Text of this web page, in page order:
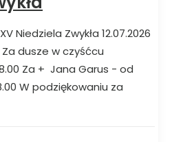
Niedziela Zwykła 12.07.2026
Za dusze w czyśćcu
Za + Jana Garus - od
W podziękowaniu za